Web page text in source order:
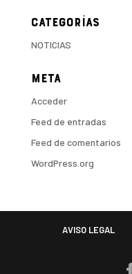
Categorías
NOTICIAS
Meta
Acceder
Feed de entradas
Feed de comentarios
WordPress.org
AVISO LEGAL